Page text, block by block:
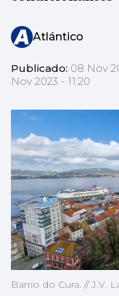
Atlántico
Publicado: 08 Nov
Nov 2023 - 11:20
Barrio do Cura. // J.V.